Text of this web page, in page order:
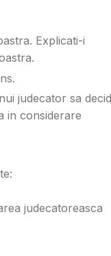
Explicati-i
judecator sa
in considerare
judecatoreasca